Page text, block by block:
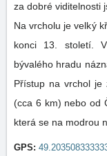
za dobré viditelnosti
Na vrcholu je velký
konci 13. století.
bývalého hradu
Přístup na vrchol je
(cca 6 km) nebo od
která se na modrou
GPS: